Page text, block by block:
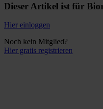
Dieser Artikel ist für
Hier einloggen
Noch kein Mitglied?
Hier gratis registrieren